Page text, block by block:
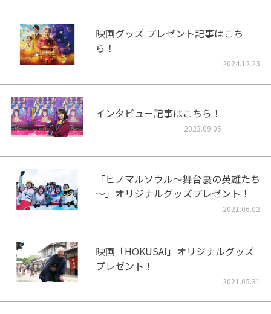
映画グッズ プレゼント記事はこち
ら！
2024.12.23
インタビュー記事はこちら！
2023.09.05
「ヒノマルソウル～舞台裏の英雄たち
～」オリジナルグッズプレゼント！
2021.06.02
映画「HOKUSAI」オリジナルグッズ
プレゼント！
2021.05.31